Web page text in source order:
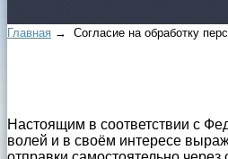
Главная → Согласие на обработку
Настоящим в соответствии с
волей и в своём интересе